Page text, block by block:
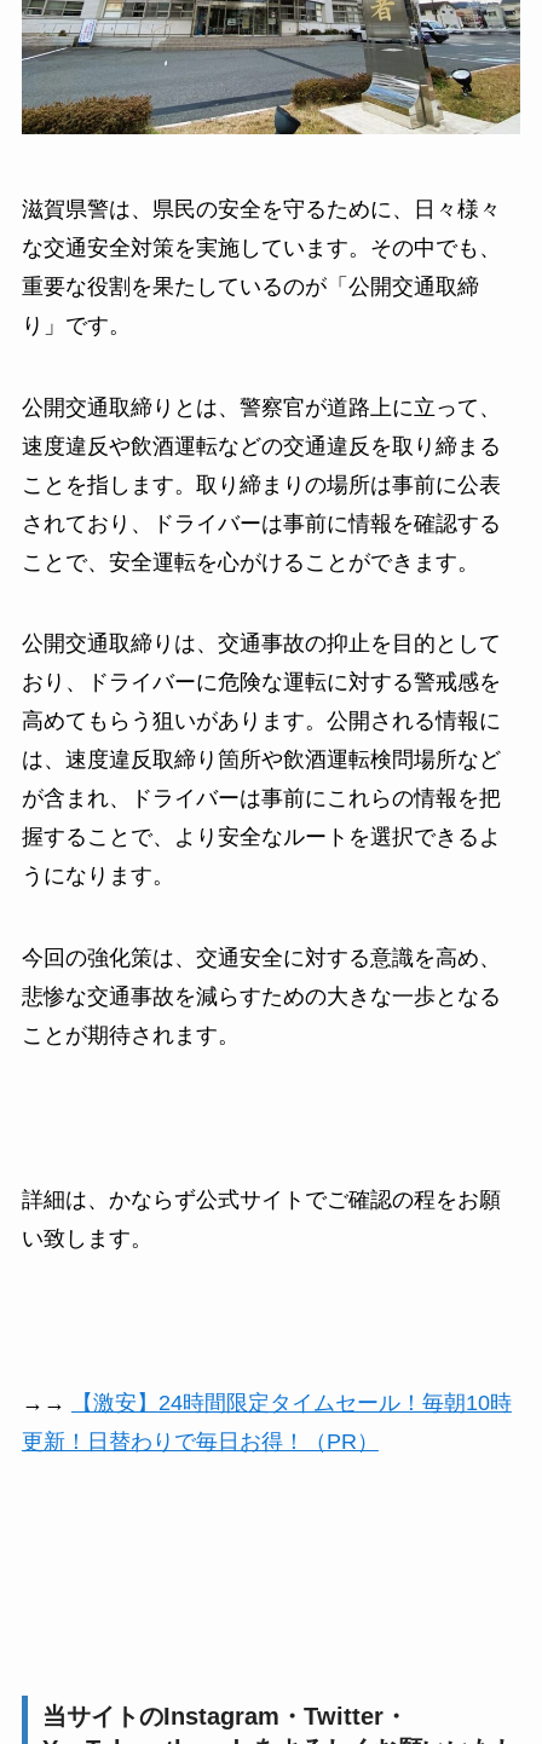
滋賀県警は、県民の安全を守るために、日々様々
な交通安全対策を実施しています。その中でも、
重要な役割を果たしているのが「公開交通取締
り」です。
公開交通取締りとは、警察官が道路上に立って、
速度違反や飲酒運転などの交通違反を取り締まる
ことを指します。取り締まりの場所は事前に公表
されており、ドライバーは事前に情報を確認する
ことで、安全運転を心がけることができます。
公開交通取締りは、交通事故の抑止を目的として
おり、ドライバーに危険な運転に対する警戒感を
高めてもらう狙いがあります。公開される情報に
は、速度違反取締り箇所や飲酒運転検問場所など
が含まれ、ドライバーは事前にこれらの情報を把
握することで、より安全なルートを選択できるよ
うになります。
今回の強化策は、交通安全に対する意識を高め、
悲惨な交通事故を減らすための大きな一歩となる
ことが期待されます。
詳細は、かならず公式サイトでご確認の程をお願
い致します。
→→
【激安】24時間限定タイムセール！毎朝10時
更新！日替わりで毎日お得！（PR）
当サイトのInstagram・Twitter・